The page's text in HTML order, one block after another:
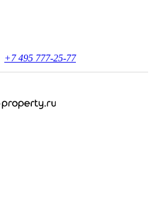
+7 495 777-25-77